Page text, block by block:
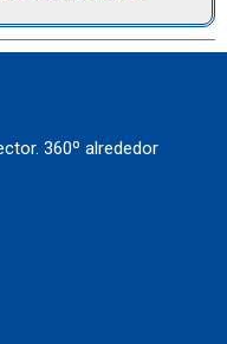
360º alrededor